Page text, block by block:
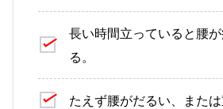
長い時間立っていると腰が
る。
たえず腰がだるい、または